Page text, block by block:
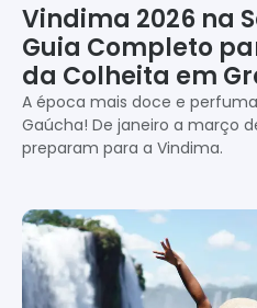
Vindima 2026 na
Guia Completo
da Colheita em
A época mais doce e
Gaúcha! De janeiro a março
preparam para a Vindima.